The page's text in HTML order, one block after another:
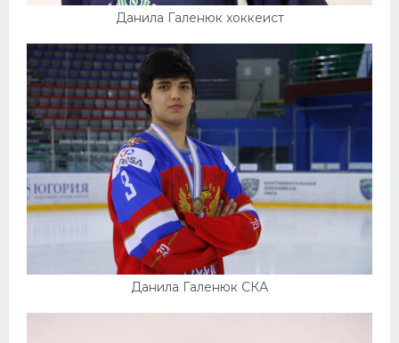
Данила Галенюк хоккеист
Данила Галенюк СКА